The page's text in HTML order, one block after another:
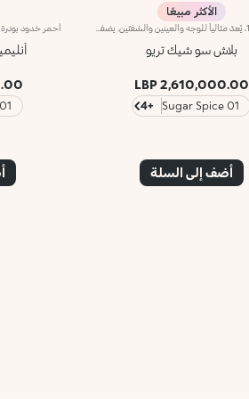
الأكثر مبيعًا
بلاش سو شيك تريو
2,610,000.00 LBP
01 Sugar Spice
+4
أضف إلى السلة
01 Coral Rose